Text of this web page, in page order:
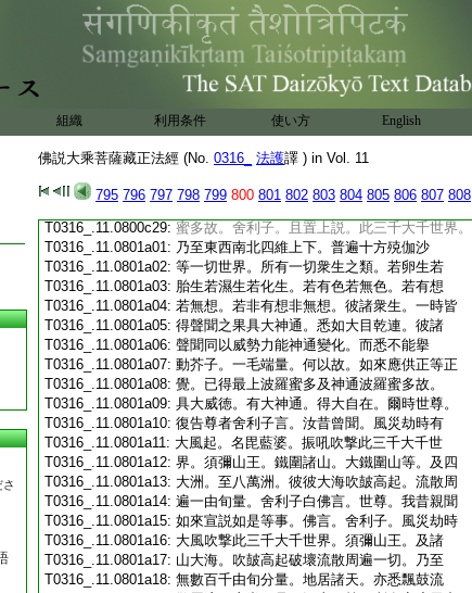
組織 利用条件 使い方 English
佛説大乘菩薩藏正法經 (No. 0316_ 法護譯 ) in Vol. 11
795 796 797 798 799 800 801 802 803 804 805 806 807 808
T0316_.11.0800c18:所有一切聲聞功徳威勢精進力。能神通變
T0316_.11.0800c19: 化隨所表示。比佛如來。百分不及一。千分不
T0316_.11.0800c20:及一。百千分不及一。一倶胝分不及一。百倶
T0316_.11.0800c21:
胝分不及一。千倶胝分不及一。百千倶胝分
不及一。算分數分及譬喩分。乃至烏波尼殺
T0316_.11.0800c23:曇分。皆不及一。何以故。如來應供正等正覺。
T0316_.11.0800c24:已得最上波羅蜜多故。舍利子。如來以神通
T0316_.11.0800c25:力。於此地中置一芥子。以佛如來加持力故。
T0316_.11.0800c26:彼諸聲聞一切威勢神通力能而悉不能擧彼
T0316_.11.0800c27: 芥子。復不能動一毛端量。何以故。如來應供
T0316_.11.0800c29: 蜜多故。舍利子。且置上説。此三千大千世界。
T0316_.11.0801a01: 乃至東西南北四維上下。普遍十方殑伽沙
T0316_.11.0801a02: 等一切世界。所有一切衆生之類。若卵生若
T0316_.11.0801a03: 胎生若濕生若化生。若有色若無色。若有想
T0316_.11.0801a04: 若無想。若非有想非無想。彼諸衆生。一時皆
T0316_.11.0801a05: 得聲聞之果具大神通。悉如大目乾連。彼諸
T0316_.11.0801a06: 聲聞同以威勢力能神通變化。而悉不能擧
T0316_.11.0801a07: 動芥子。一毛端量。何以故。如來應供正等正
T0316_.11.0801a08: 覺。已得最上波羅蜜多及神通波羅蜜多故。
T0316_.11.0801a09: 具大威徳。有大神通。得大自在。爾時世尊。
T0316_.11.0801a10: 復告尊者舍利子言。汝昔曾聞。風災劫時有
T0316_.11.0801a11: 大風起。名毘藍婆。振吼吹撃此三千大千世
T0316_.11.0801a12: 界。須彌山王。鐵圍諸山。大鐵圍山等。及四
T0316_.11.0801a13: 大洲。至八萬洲。彼彼大海吹皷高起。流散周
T0316_.11.0801a14: 遍一由旬量。舍利子白佛言。世尊。我昔親聞
T0316_.11.0801a15: 如來宣説如是等事。佛言。舍利子。風災劫時
T0316_.11.0801a16: 大風吹撃此三千大千世界。須彌山王。及諸
T0316_.11.0801a17: 山大海。吹皷高起破壞流散周遍一切。乃至
T0316_.11.0801a18: 無數百千由旬分量。地居諸天。亦悉飄鼓流